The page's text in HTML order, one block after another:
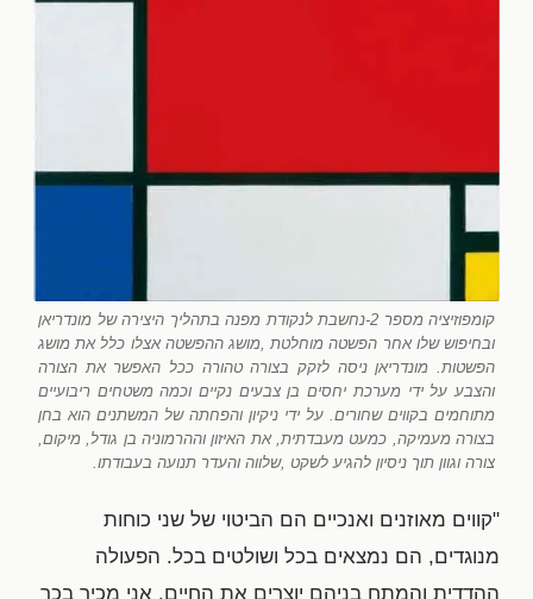
קומפוזיציה מספר 2-נחשבת לנקודת מפנה בתהליך היצירה של מונדריאן
ובחיפוש שלו אחר הפשטה מוחלטת ,מושג ההפשטה אצלו כלל את מושג
הפשטות. מונדריאן ניסה לזקק בצורה טהורה ככל האפשר את הצורה
והצבע על ידי מערכת יחסים בן צבעים נקיים וכמה משטחים ריבועיים
מתוחמים בקווים שחורים. על ידי ניקיון והפחתה של המשתנים הוא בחן
בצורה מעמיקה, כמעט מעבדתית, את האיזון וההרמוניה בן גודל, מיקום,
צורה וגוון תוך ניסיון להגיע לשקט ,שלווה והעדר תנועה בעבודתו.
"קווים מאוזנים ואנכיים הם הביטוי של שני כוחות
מנוגדים, הם נמצאים בכל ושולטים בכל. הפעולה
ההדדית והמתח בניהם יוצרים את החיים. אני מכיר בכך